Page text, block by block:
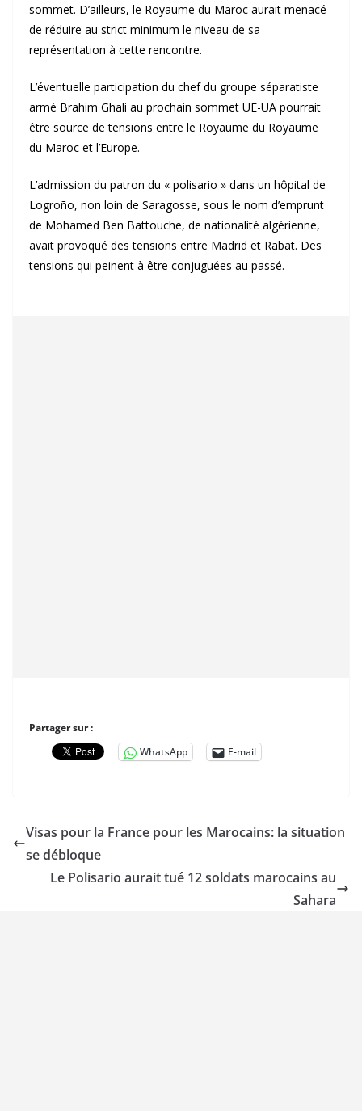
sommet. D’ailleurs, le Royaume du Maroc aurait menacé
de réduire au strict minimum le niveau de sa
représentation à cette rencontre.
L’éventuelle participation du chef du groupe séparatiste
armé Brahim Ghali au prochain sommet UE-UA pourrait
être source de tensions entre le Royaume du Royaume
du Maroc et l’Europe.
L’admission du patron du « polisario » dans un hôpital de
Logroño, non loin de Saragosse, sous le nom d’emprunt
de Mohamed Ben Battouche, de nationalité algérienne,
avait provoqué des tensions entre Madrid et Rabat. Des
tensions qui peinent à être conjuguées au passé.
Partager sur :
WhatsApp
E-mail
Visas pour la France pour les Marocains: la situation
se débloque
Le Polisario aurait tué 12 soldats marocains au
Sahara